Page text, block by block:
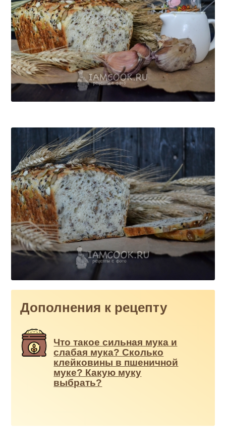
Дополнения к рецепту
Что такое сильная мука и
слабая мука? Сколько
клейковины в пшеничной
муке? Какую муку
выбрать?